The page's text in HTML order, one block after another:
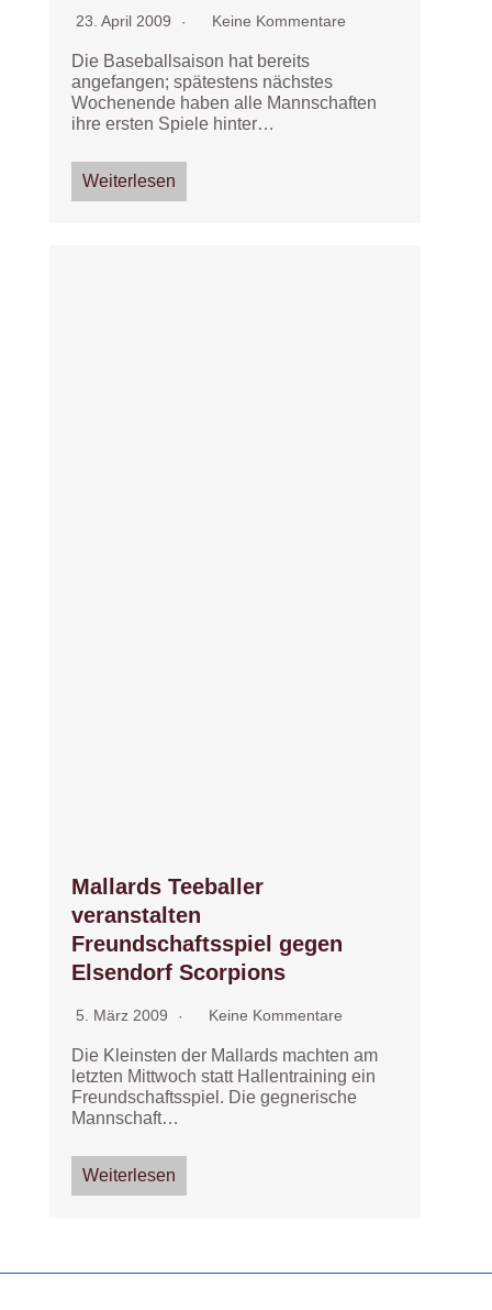
23. April 2009 Keine Kommentare
Die Baseballsaison hat bereits
angefangen; spätestens nächstes
Wochenende haben alle Mannschaften
ihre ersten Spiele hinter…
Weiterlesen
Mallards Teeballer
veranstalten
Freundschaftsspiel gegen
Elsendorf Scorpions
5. März 2009 Keine Kommentare
Die Kleinsten der Mallards machten am
letzten Mittwoch statt Hallentraining ein
Freundschaftsspiel. Die gegnerische
Mannschaft…
Weiterlesen